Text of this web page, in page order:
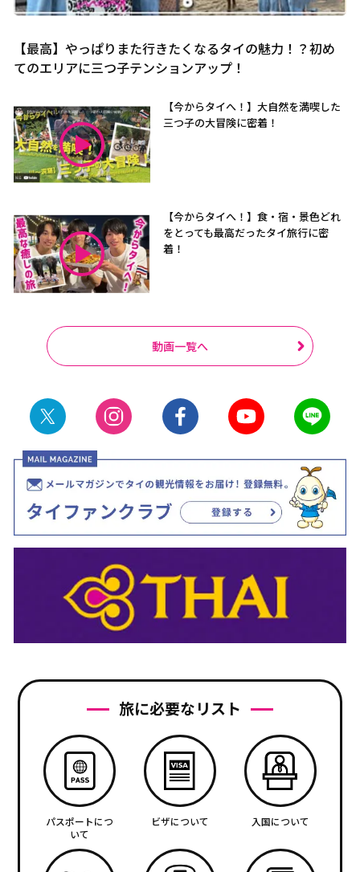
【最高】やっぱりまた行きたくなるタイの魅力！？初め
てのエリアに三つ子テンションアップ！
【今からタイへ！】大自然を満喫した
三つ子の大冒険に密着！
【今からタイへ！】食・宿・景色どれ
をとっても最高だったタイ旅行に密
着！
動画一覧へ
旅に必要なリスト
パスポートにつ
いて
ビザについて 入国について